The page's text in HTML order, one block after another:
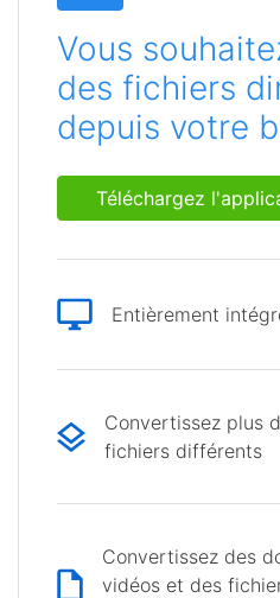
Vous
des fichiers
depuis votre
Téléchargez
Entièrement
Convertissez plus
fichiers différents
Convertissez des
vidéos et des